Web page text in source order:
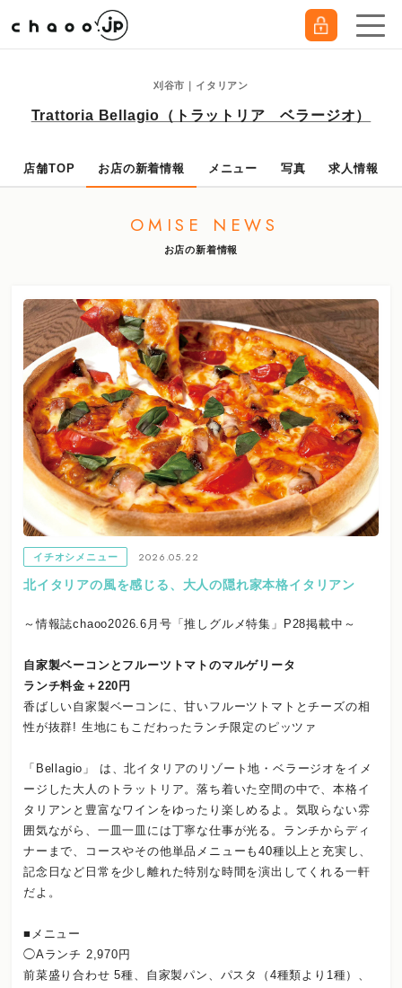
刈谷市｜イタリアン
Trattoria Bellagio（トラットリア ベラージオ）
店舗TOP お店の新着情報 メニュー 写真 求人情報
OMISE NEWS
お店の新着情報
イチオシメニュー
2026.05.22
北イタリアの風を感じる、大人の隠れ家本格イタリアン
～情報誌chaoo2026.6月号「推しグルメ特集」P28掲載中～
自家製ベーコンとフルーツトマトのマルゲリータ
ランチ料金＋220円
香ばしい自家製ベーコンに、甘いフルーツトマトとチーズの相
性が抜群! 生地にもこだわったランチ限定のピッツァ
「Bellagio」 は、北イタリアのリゾート地・ベラージオをイメ
ージした大人のトラットリア。落ち着いた空間の中で、本格イ
タリアンと豊富なワインをゆったり楽しめるよ。気取らない雰
囲気ながら、一皿一皿には丁寧な仕事が光る。ランチからディ
ナーまで、コースやその他単品メニューも40種以上と充実し、
記念日など日常を少し離れた特別な時間を演出してくれる一軒
だよ。
■メニュー
◯Aランチ 2,970円
前菜盛り合わせ 5種、自家製パン、パスタ（4種類より1種）、